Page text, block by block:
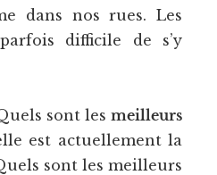
dans nos rues. Les
difficile de s’y
sont lesmeilleurs
est actuellement la
sont les meilleurs